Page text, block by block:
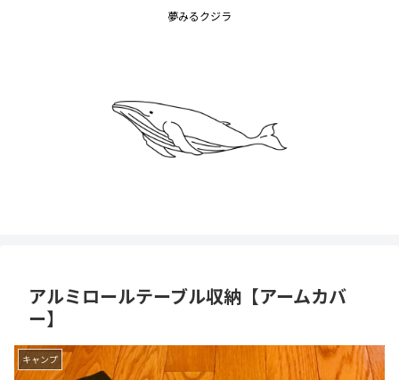
夢みるクジラ
アルミロールテーブル収納【アームカバ
ー】
キャンプ